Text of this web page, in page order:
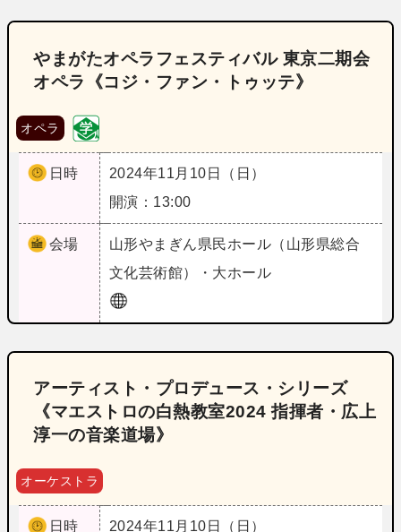
やまがたオペラフェスティバル 東京二期会
オペラ《コジ・ファン・トゥッテ》
オペラ
日時
2024年11月10日（日）
開演：13:00
会場 山形やまぎん県民ホール（山形県総合
文化芸術館）・大ホール
アーティスト・プロデュース・シリーズ
《マエストロの白熱教室2024 指揮者・広上
淳一の音楽道場》
オーケストラ
日時
2024年11月10日（日）